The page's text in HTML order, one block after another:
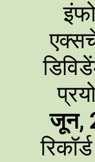
जून,